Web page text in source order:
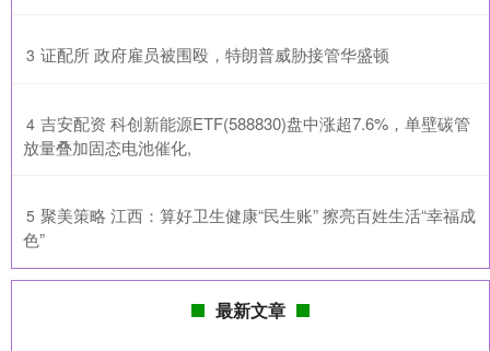
3 ​证配所 政府雇员被围殴，特朗普威胁接管华盛顿
4 ​吉安配资 科创新能源ETF(588830)盘中涨超7.6%，单壁碳管
放量叠加固态电池催化,
5 ​聚美策略 江西：算好卫生健康“民生账” 擦亮百姓生活“幸福成
色”
最新文章